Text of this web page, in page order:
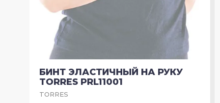
БИНТ ЭЛАСТИЧНЫЙ НА РУКУ
TORRES PRL11001
TORRES